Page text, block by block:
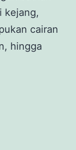
kejang,
cairan
hingga